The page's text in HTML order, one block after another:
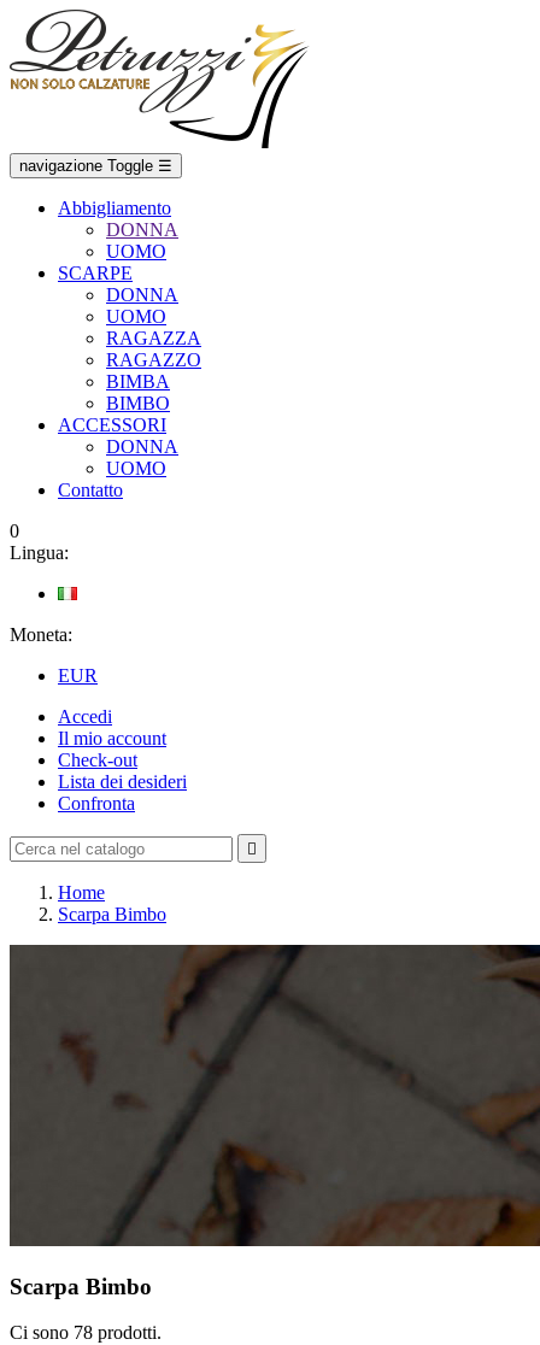
navigazione Toggle ☰
Abbigliamento
DONNA
UOMO
SCARPE
DONNA
UOMO
RAGAZZA
RAGAZZO
BIMBA
BIMBO
ACCESSORI
DONNA
UOMO
Contatto
0
Lingua:
Moneta:
EUR
Accedi
Il mio account
Check-out
Lista dei desideri
Confronta

Home
Scarpa Bimbo
Scarpa Bimbo
Ci sono 78 prodotti.